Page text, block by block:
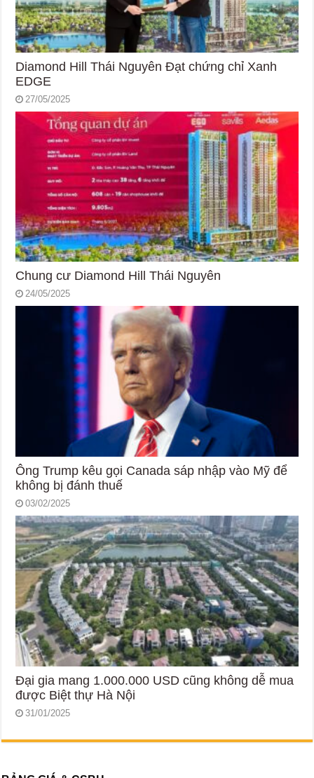
Diamond Hill Thái Nguyên Đạt chứng chỉ Xanh
EDGE
27/05/2025
Chung cư Diamond Hill Thái Nguyên
24/05/2025
Ông Trump kêu gọi Canada sáp nhập vào Mỹ để
không bị đánh thuế
03/02/2025
Đại gia mang 1.000.000 USD cũng không dễ mua
được Biệt thự Hà Nội
31/01/2025